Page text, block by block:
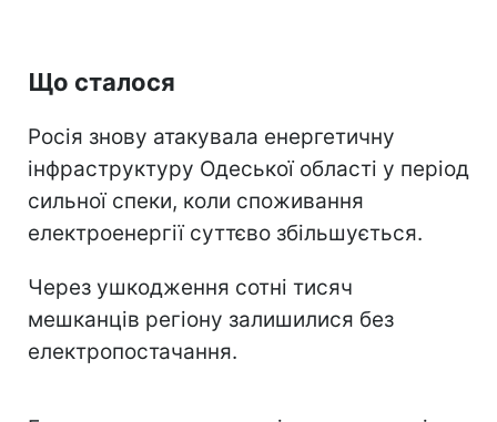
Що сталося
Росія знову атакувала енергетичну
інфраструктуру Одеської області у період
сильної спеки, коли споживання
електроенергії суттєво збільшується.
Через ушкодження сотні тисяч
мешканців регіону залишилися без
електропостачання.